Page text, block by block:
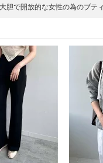
胆で開放的な女性の為のブテ